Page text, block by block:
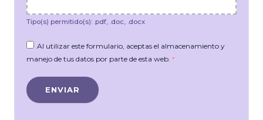
Tipo(s) permitido(s): .pdf, .doc, .docx
Al utilizar este formulario, aceptas el almacenamiento y
manejo de tus datos por parte de esta web. *